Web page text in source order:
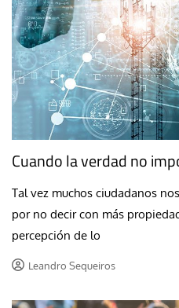
Cuando la verdad no
Tal vez muchos ciudadanos
por no decir con más
percepción de lo
Leandro Sequeiros